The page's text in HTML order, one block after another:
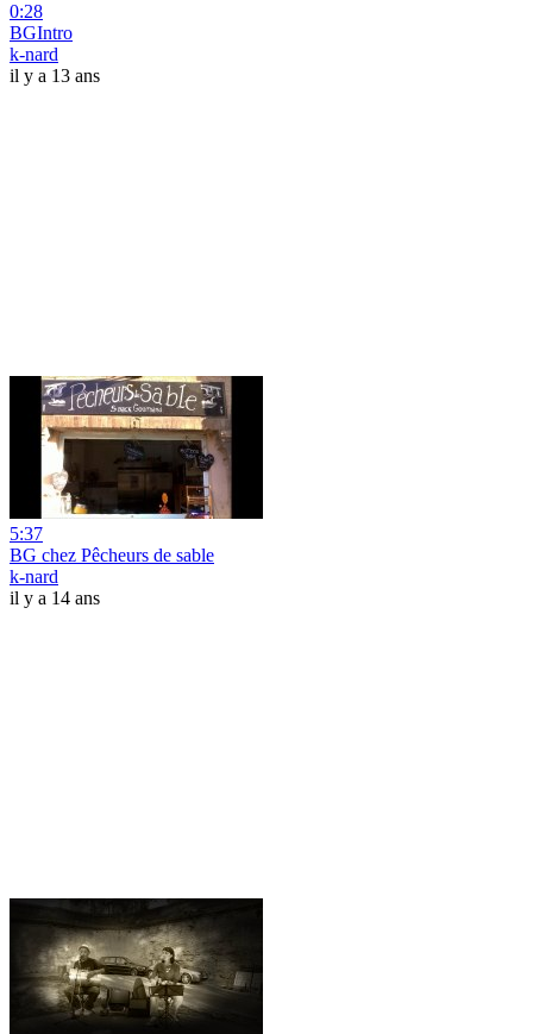
0:28
BGIntro
k-nard
il y a 13 ans
5:37
BG chez Pêcheurs de sable
k-nard
il y a 14 ans